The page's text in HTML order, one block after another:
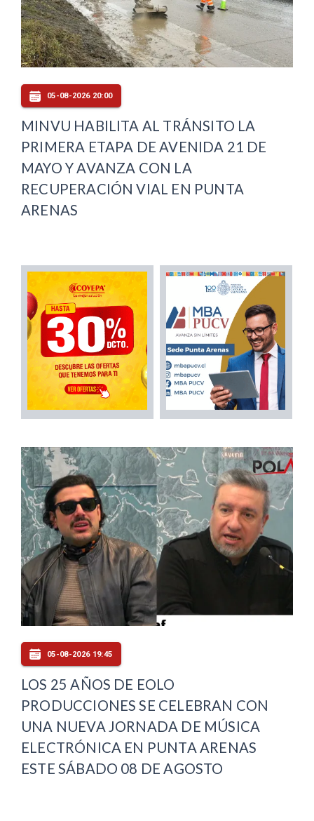
05-08-2026 20:00
MINVU HABILITA AL TRÁNSITO LA
PRIMERA ETAPA DE AVENIDA 21 DE
MAYO Y AVANZA CON LA
RECUPERACIÓN VIAL EN PUNTA
ARENAS
05-08-2026 19:45
LOS 25 AÑOS DE EOLO
PRODUCCIONES SE CELEBRAN CON
UNA NUEVA JORNADA DE MÚSICA
ELECTRÓNICA EN PUNTA ARENAS
ESTE SÁBADO 08 DE AGOSTO